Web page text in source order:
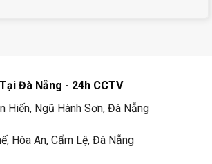
Đà Nẵng - 24h CCTV
Hiến, Ngũ Hành Sơn, Đà Nẵng
Hòa An, Cẩm Lệ, Đà Nẵng